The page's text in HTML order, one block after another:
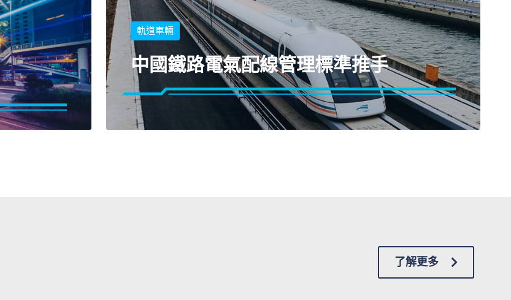
軌道車輛
中國鐵路電氣配線管理標準推手
捷諾克以技術力掌握成案的指標案例，推動中國軌道車輛制定配線產品阻
了解更多